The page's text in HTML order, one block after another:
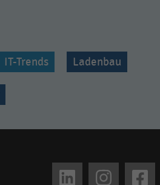
IT-Trends Ladenbau